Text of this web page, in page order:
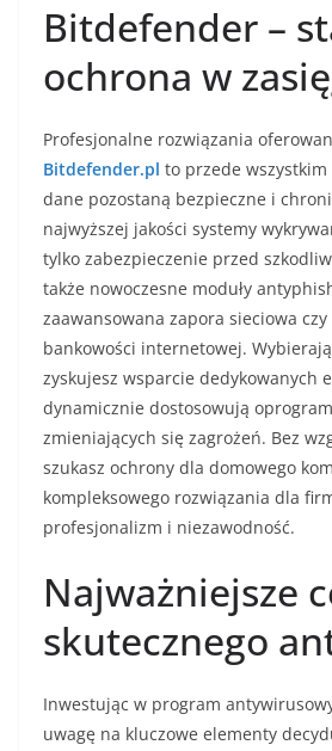
Bitdefender –
ochrona w
Profesjonalne rozwiązania
Bitdefender.pl to przede wszystkim
dane pozostaną bezpieczne i
najwyższej jakości systemy
tylko zabezpieczenie przed
także nowoczesne moduły
zaawansowana zapora sieciowa
bankowości internetowej.
zyskujesz wsparcie dedykowanych
dynamicznie dostosowują
zmieniających się zagrożeń. Bez
szukasz ochrony dla domowego
kompleksowego rozwiązania dla
profesjonalizm i niezawodność.
Najważniejsze
skutecznego
Inwestując w program
uwagę na kluczowe elementy